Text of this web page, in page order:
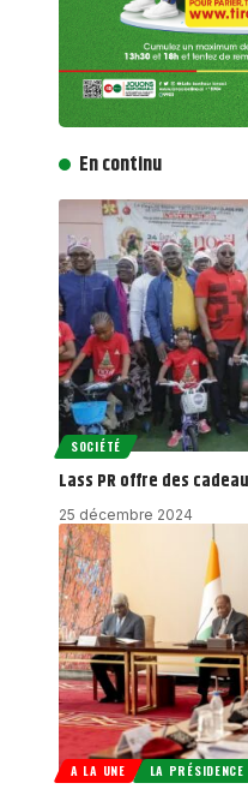
En continu
SOCIÉTÉ
Lass PR offre des
25 décembre 2024
A LA UNE LA PRÉSIDENCE